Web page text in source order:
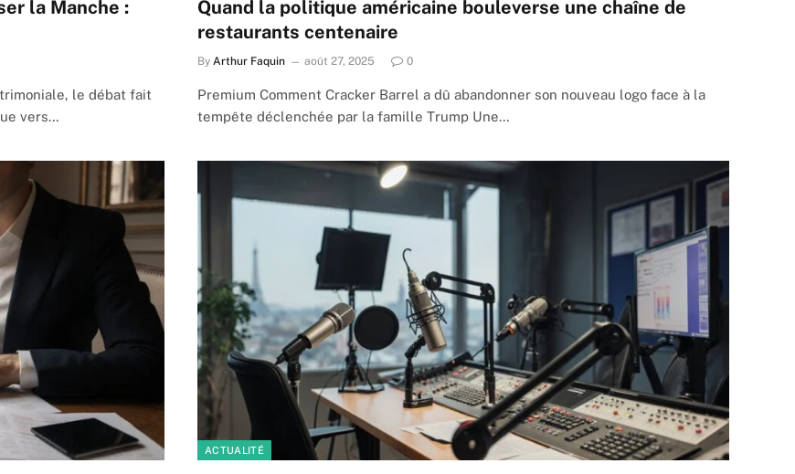
la Manche :
le débat fait
vers…
Quand la politique américaine bouleverse une chaîne de
restaurants centenaire
By Arthur Faquin août 27, 2025 0
Premium Comment Cracker Barrel a dû abandonner son nouveau logo face à la
tempête déclenchée par la famille Trump Une…
ACTUALITÉ